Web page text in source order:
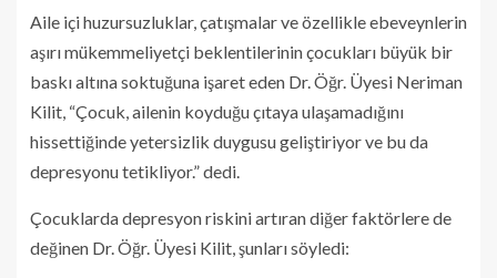
Aile içi huzursuzluklar, çatışmalar ve özellikle ebeveynlerin
aşırı mükemmeliyetçi beklentilerinin çocukları büyük bir
baskı altına soktuğuna işaret eden Dr. Öğr. Üyesi Neriman
Kilit, “Çocuk, ailenin koyduğu çıtaya ulaşamadığını
hissettiğinde yetersizlik duygusu geliştiriyor ve bu da
depresyonu tetikliyor.” dedi.
Çocuklarda depresyon riskini artıran diğer faktörlere de
değinen Dr. Öğr. Üyesi Kilit, şunları söyledi: